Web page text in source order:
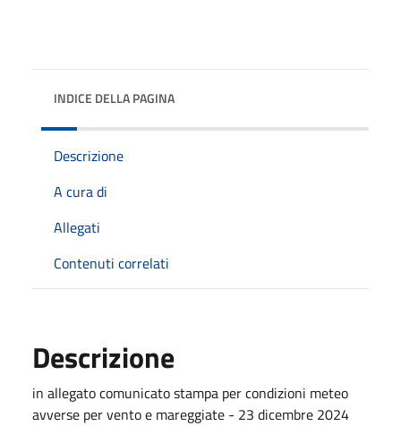
INDICE DELLA PAGINA
Descrizione
A cura di
Allegati
Contenuti correlati
Descrizione
in allegato comunicato stampa per condizioni meteo
avverse per vento e mareggiate - 23 dicembre 2024